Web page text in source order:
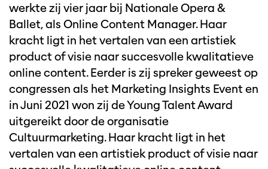
werkte zij vier jaar bij Nationale Opera &
Ballet, als Online Content Manager. Haar
kracht ligt in het vertalen van een artistiek
product of visie naar succesvolle kwalitatieve
online content. Eerder is zij spreker geweest op
congressen als het Marketing Insights Event en
in Juni 2021 won zij de Young Talent Award
uitgereikt door de organisatie
Cultuurmarketing. Haar kracht ligt in het
vertalen van een artistiek product of visie naar